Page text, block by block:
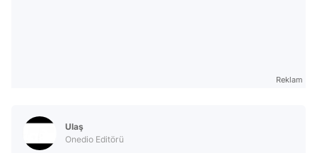
Reklam
Ulaş
Onedio Editörü